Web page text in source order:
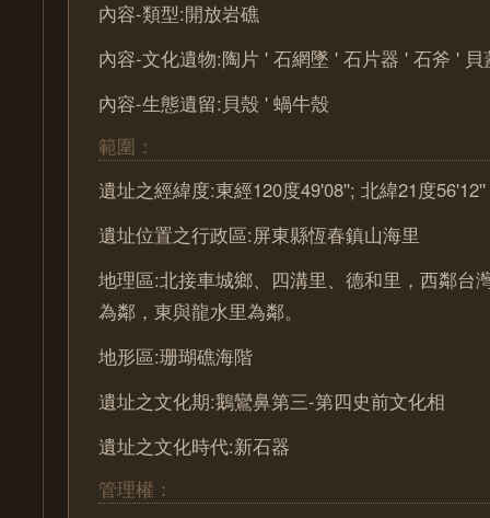
內容-類型:開放岩礁
內容-文化遺物:陶片 ' 石網墜 ' 石片器 ' 石斧 '
內容-生態遺留:貝殼 ' 蝸牛殼
範圍：
遺址之經緯度:東經120度49'08''; 北緯21度56'12''
遺址位置之行政區:屏東縣恆春鎮山海里
地理區:北接車城鄉、四溝里、德和里，西鄰台
為鄰，東與龍水里為鄰。
地形區:珊瑚礁海階
遺址之文化期:鵝鸞鼻第三-第四史前文化相
遺址之文化時代:新石器
管理權：